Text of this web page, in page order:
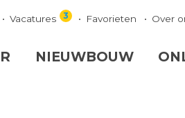
Vacatures 3 Favorieten Over
NIEUWBOUW